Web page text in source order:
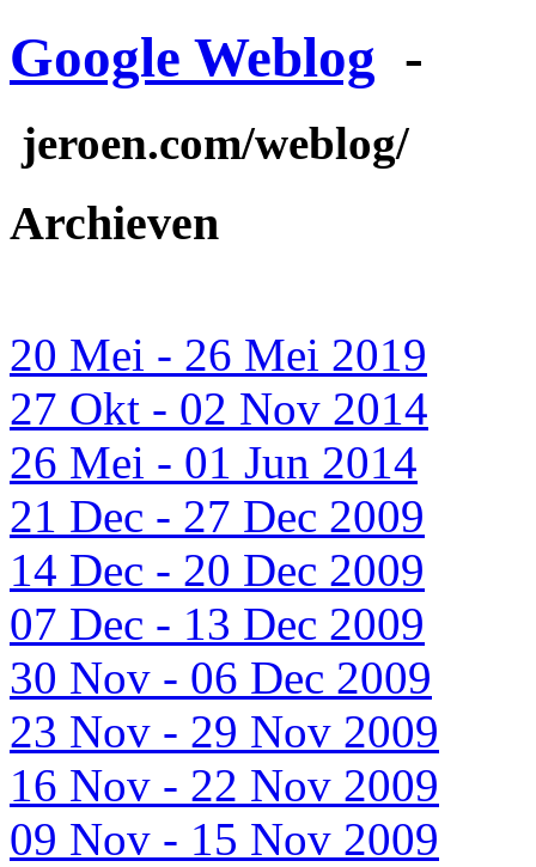
Google Weblog -
jeroen.com/weblog/
Archieven
20 Mei - 26 Mei 2019
27 Okt - 02 Nov 2014
26 Mei - 01 Jun 2014
21 Dec - 27 Dec 2009
14 Dec - 20 Dec 2009
07 Dec - 13 Dec 2009
30 Nov - 06 Dec 2009
23 Nov - 29 Nov 2009
16 Nov - 22 Nov 2009
09 Nov - 15 Nov 2009